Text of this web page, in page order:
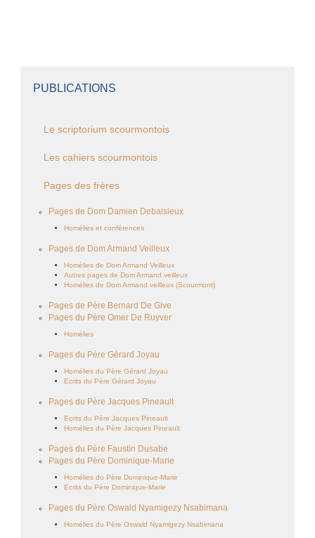
PUBLICATIONS
Le scriptorium scourmontois
Les cahiers scourmontois
Pages des frères
Pages de Dom Damien Debaisieux
Homélies et conférences
Pages de Dom Armand Veilleux
Homélies de Dom Armand Veilleux
Autres pages de Dom Armand veilleux
Homélies de Dom Armand veilleux (Scourmont)
Pages de Père Bernard De Give
Pages du Père Omer De Ruyver
Homélies
Pages du Père Gérard Joyau
Homélies du Père Gérard Joyau
Ecrits du Père Gérard Joyau
Pages du Père Jacques Pineault
Ecrits du Père Jacques Pineault
Homélies du Père Jacques Pineault
Pages du Père Faustin Dusabe
Pages du Père Dominique-Marie
Homélies du Père Dominique-Marie
Ecrits du Père Dominique-Marie
Pages du Père Oswald Nyamigezy Nsabimana
Homélies du Père Oswald Nyamigezy Nsabimana